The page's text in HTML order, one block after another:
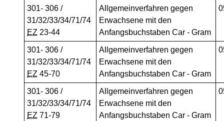
301- 306 /
31/32/33/34/71/74
EZ 23-44
Allgemeinverfahren gegen
Erwachsene mit den
Anfangsbuchstaben Car - Gram
301- 306 /
31/32/33/34/71/74
EZ 45-70
Allgemeinverfahren gegen
Erwachsene mit den
Anfangsbuchstaben Car - Gram
301- 306 /
31/32/33/34/71/74
EZ 71-79
Allgemeinverfahren gegen
Erwachsene mit den
Anfangsbuchstaben Car - Gram